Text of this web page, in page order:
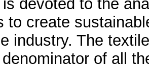
devoted to the
to create
industry. The
of all